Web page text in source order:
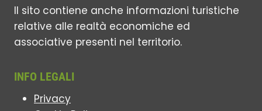
Il sito contiene anche informazioni turistiche
relative alle realtà economiche ed
associative presenti nel territorio.
INFO LEGALI
Privacy